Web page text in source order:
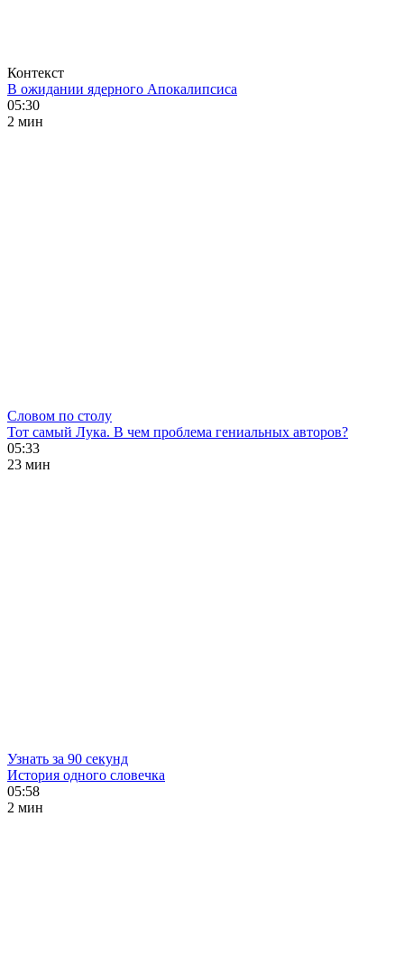
Контекст
В ожидании ядерного Апокалипсиса
05:30
2 мин
Словом по столу
Тот самый Лука. В чем проблема гениальных авторов?
05:33
23 мин
Узнать за 90 секунд
История одного словечка
05:58
2 мин